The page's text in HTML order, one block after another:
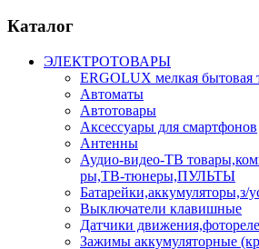
Каталог
ЭЛЕКТРОТОВАРЫ
ERGOLUX мелкая бытовая
Автоматы
Автотовары
Аксессуары для смартфонов
Антенны
Аудио-видео-ТВ
ры,ТВ-тюнеры,ПУЛЬТЫ
Батарейки,аккумуляторы,з/
Выключатели клавишные
Датчики
Зажимы аккумуляторные